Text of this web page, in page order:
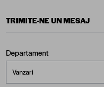
TRIMITE-NE UN MESAJ
Departament